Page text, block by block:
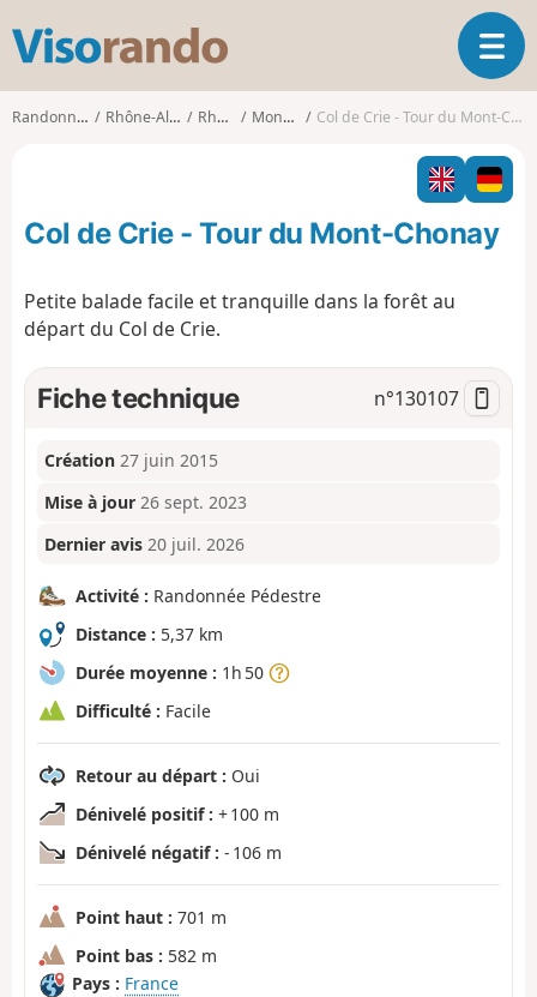
s
o
O
u
v
i
r
l
a
a
t
Randonnées Rhône-Alpes Rhône Monsols Col de Crie - Tour du Mont-Chonay
Col de Crie - Tour du Mont-Chonay
Petite balade facile et tranquille dans la forêt au
départ du Col de Crie.
Fiche technique n°130107
Création 27 juin 2015
Mise à jour 26 sept. 2023
Dernier avis 20 juil. 2026
Activité : Randonnée Pédestre
Distance : 5,37 km
Durée moyenne : 1h 50
Difficulté : Facile
Retour au départ : Oui
Dénivelé positif : + 100 m
Dénivelé négatif : - 106 m
Point haut : 701 m
Point bas : 582 m
Pays : France